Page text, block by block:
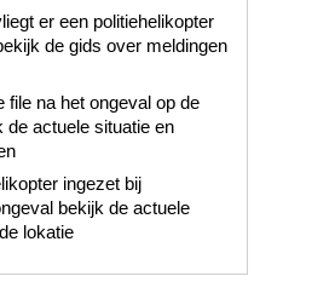
er een politiehelikopter
de gids over meldingen
file na het ongeval op de
de actuele situatie en
ingezet bij
bekijk de actuele
lokatie